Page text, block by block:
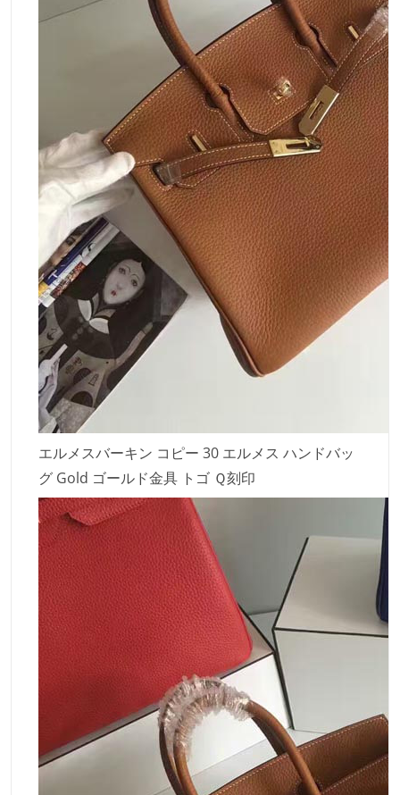
エルメスバーキン コピー 30 エルメス ハンドバッ
グ Gold ゴールド金具 トゴ Ｑ刻印